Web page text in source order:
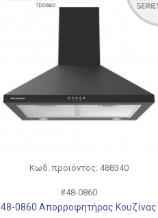
Κωδ. προϊόντος: 488340
#48-0860
48-0860 Απορροφητήρας Κουζίνας